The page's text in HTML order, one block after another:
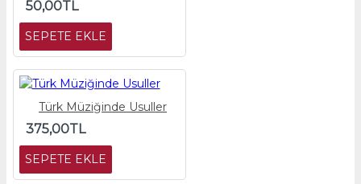
50,00TL
SEPETE EKLE
Türk Müziğinde Usuller
375,00TL
SEPETE EKLE